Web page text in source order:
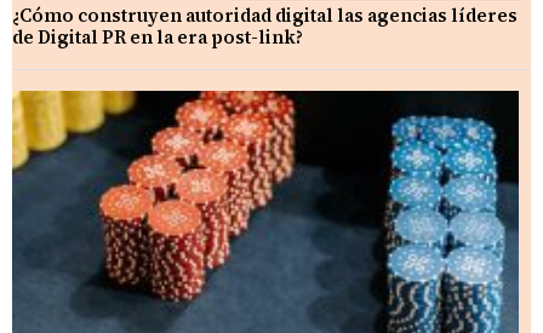
¿Cómo construyen autoridad digital las agencias líderes
de Digital PR en la era post-link?